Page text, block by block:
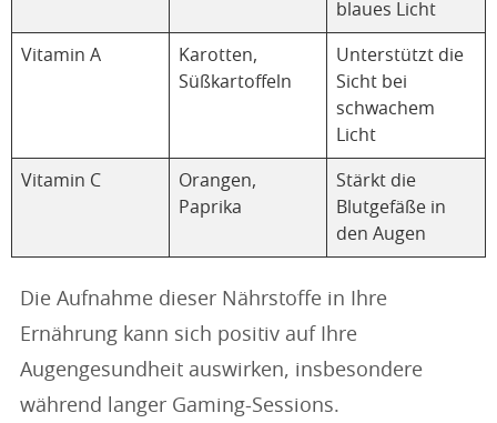
blaues Licht
Vitamin A
Karotten,
Süßkartoffeln
Unterstützt die
Sicht bei
schwachem
Licht
Vitamin C
Orangen,
Paprika
Stärkt die
Blutgefäße in
den Augen
Die Aufnahme dieser Nährstoffe in Ihre
Ernährung kann sich positiv auf Ihre
Augengesundheit auswirken, insbesondere
während langer Gaming-Sessions.